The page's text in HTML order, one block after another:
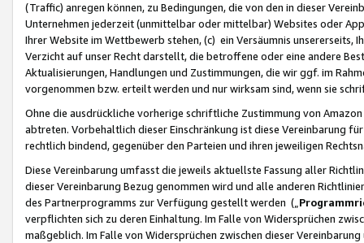
(Traffic) anregen können, zu Bedingungen, die von den in dieser
Unternehmen jederzeit (unmittelbar oder mittelbar) Websites oder
Ihrer Website im Wettbewerb stehen, (c) ein Versäumnis unsererseits,
Verzicht auf unser Recht darstellt, die betroffene oder eine andere
Aktualisierungen, Handlungen und Zustimmungen, die wir ggf. im
vorgenommen bzw. erteilt werden und nur wirksam sind, wenn sie
Ohne die ausdrückliche vorherige schriftliche Zustimmung von
abtreten. Vorbehaltlich dieser Einschränkung ist diese Vereinbarung
rechtlich bindend, gegenüber den Parteien und ihren jeweiligen
Diese Vereinbarung umfasst die jeweils aktuellste Fassung aller
dieser Vereinbarung Bezug genommen wird und alle anderen
des Partnerprogramms zur Verfügung gestellt werden („
verpflichten sich zu deren Einhaltung. Im Falle von Widersprüchen
maßgeblich. Im Falle von Widersprüchen zwischen dieser